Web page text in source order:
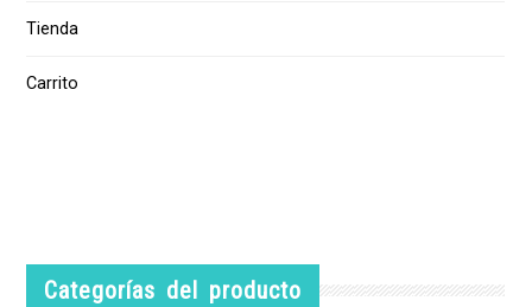
Tienda
Carrito
Categorías del producto